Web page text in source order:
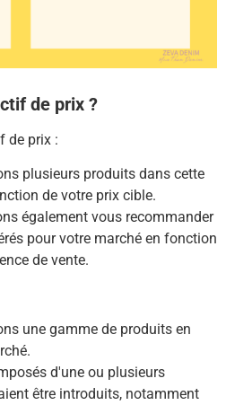
de prix ?
de prix :
plusieurs produits dans cette
de votre prix cible.
également vous recommander
pour votre marché en fonction
de vente.
une gamme de produits en
d'une ou plusieurs
être introduits, notamment